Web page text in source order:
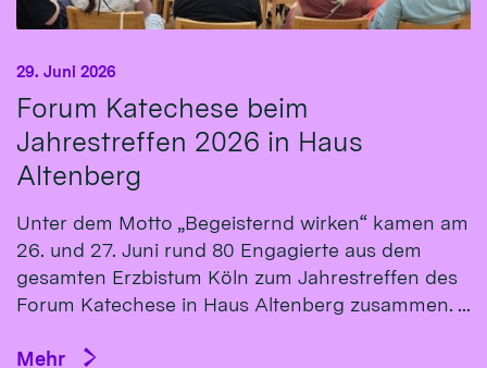
Forum Katechese beim
Jahrestreffen 2026 in Haus
Altenberg
29. Juni 2026
Unter dem Motto „Begeisternd wirken“ kamen am
26. und 27. Juni rund 80 Engagierte aus dem
gesamten Erzbistum Köln zum Jahrestreffen des
Forum Katechese in Haus Altenberg zusammen. ...
Mehr